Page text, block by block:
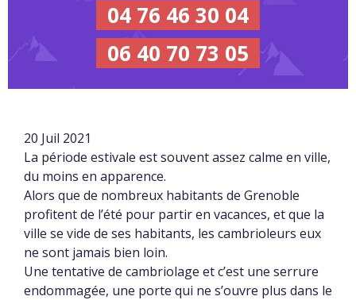
04 76 46 30 04
06 40 70 73 05
20 Juil 2021
La période estivale est souvent assez calme en ville,
du moins en apparence.
Alors que de nombreux habitants de Grenoble
profitent de l’été pour partir en vacances, et que la
ville se vide de ses habitants, les cambrioleurs eux
ne sont jamais bien loin.
Une tentative de cambriolage et c’est une serrure
endommagée, une porte qui ne s’ouvre plus dans le